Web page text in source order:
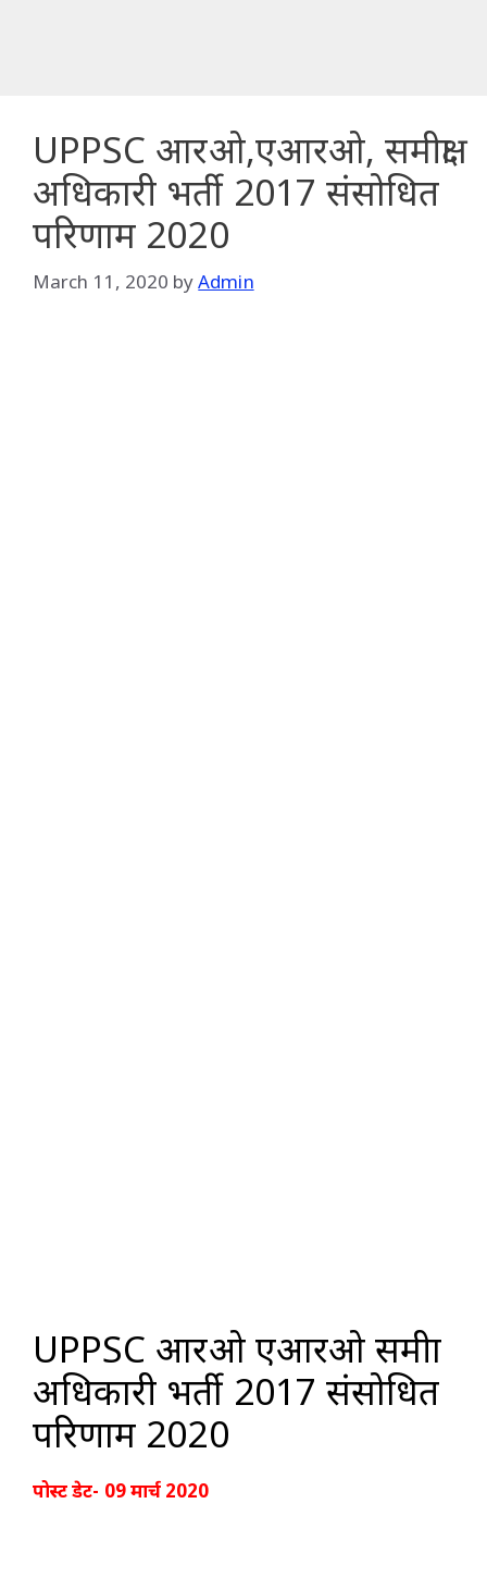
UPPSC आरओ,एआरओ, समीक्षा
अधिकारी भर्ती 2017 संसोधित
परिणाम 2020
March 11, 2020 byAdmin
UPPSC आरओ एआरओ समीक्षा
अधिकारी भर्ती 2017 संसोधित
परिणाम 2020
पोस्ट डेट- 09 मार्च 2020